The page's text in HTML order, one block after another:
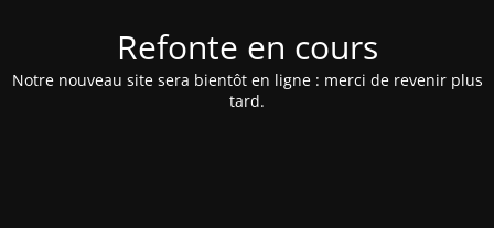
Refonte en cours
Notre nouveau site sera bientôt en ligne : merci de revenir plus
tard.